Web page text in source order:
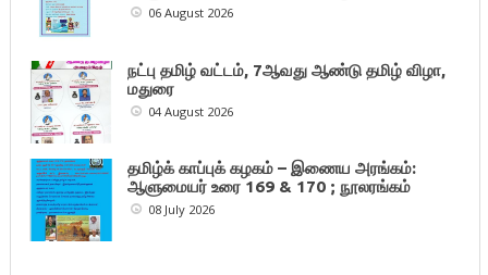
06 August 2026
நட்பு தமிழ் வட்டம், 7ஆவது ஆண்டு தமிழ் விழா,
மதுரை
04 August 2026
தமிழ்க் காப்புக் கழகம் – இணைய அரங்கம்:
ஆளுமையர் உரை 169 & 170 ; நூலரங்கம்
08 July 2026